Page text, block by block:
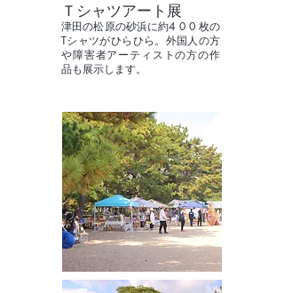
Ｔシャツアート展
津田の松原の砂浜に約4 0 0 枚の
Tシャツがひらひら。外国人の方
や障害者アーティストの方の作
品も展示します。